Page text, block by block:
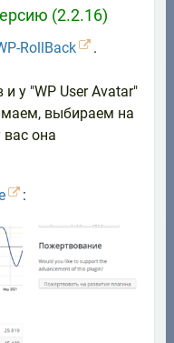
(2.2.16)
RollBack
.
у "WP User Avatar"
выбираем на
она
: